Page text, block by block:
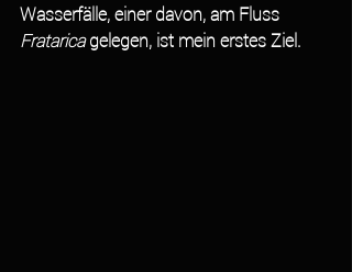
Wasserfälle, einer davon, am Fluss
Fratarica gelegen, ist mein erstes Ziel.